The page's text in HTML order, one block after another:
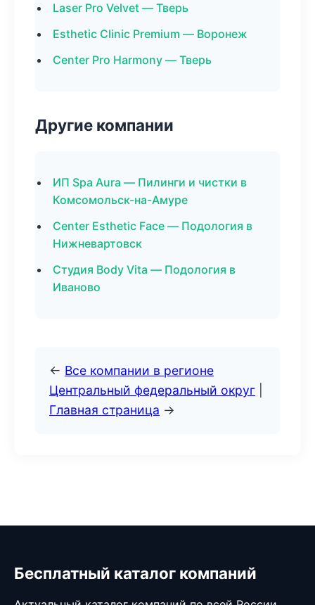
Laser Pro Velvet — Тверь
Esthetic Clinic Premium — Воронеж
Center Pro Harmony — Тверь
Другие компании
ИП Spa Aura — Пилинги и чистки в
Комсомольск-на-Амуре
Center Esthetic Face — Подология в
Нижневартовск
Студия Body Vita — Подология в
Иваново
← Все компании в регионе
Центральный федеральный округ
Главная страница →
Бесплатный каталог компаний